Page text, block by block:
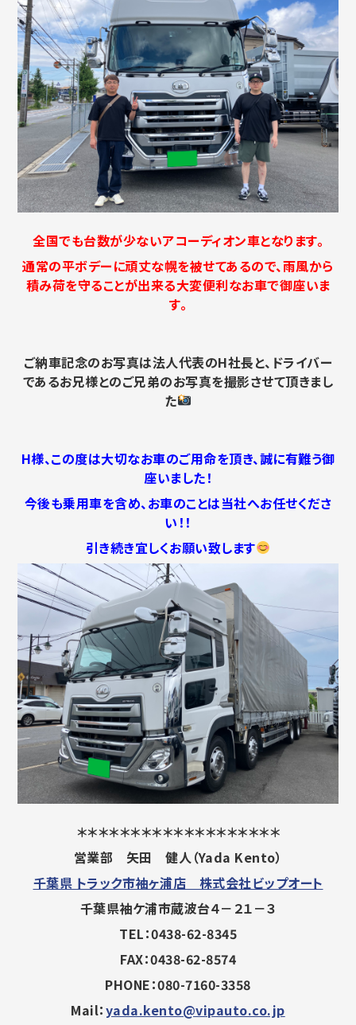
全国でも台数が少ないアコーディオン車となります。
通常の平ボデーに頑丈な幌を被せてあるので、雨風から
積み荷を守ることが出来る大変便利なお車で御座いま
す。
ご納車記念のお写真は法人代表のH社長と、ドライバー
であるお兄様とのご兄弟のお写真を撮影させて頂きまし
た
H様、この度は大切なお車のご用命を頂き、誠に有難う御
座いました！
今後も乗用車を含め、お車のことは当社へお任せくださ
い！！
引き続き宜しくお願い致します
＊＊＊＊＊＊＊＊＊＊＊＊＊＊＊＊＊＊＊
営業部 矢田 健人（Yada Kento）
千葉県 トラック市袖ヶ浦店 株式会社ビップオート
千葉県袖ケ浦市蔵波台４－２１－３
TEL：0438-62-8345
FAX：0438-62-8574
PHONE：080-7160-3358
Mail：yada.kento@vipauto.co.jp